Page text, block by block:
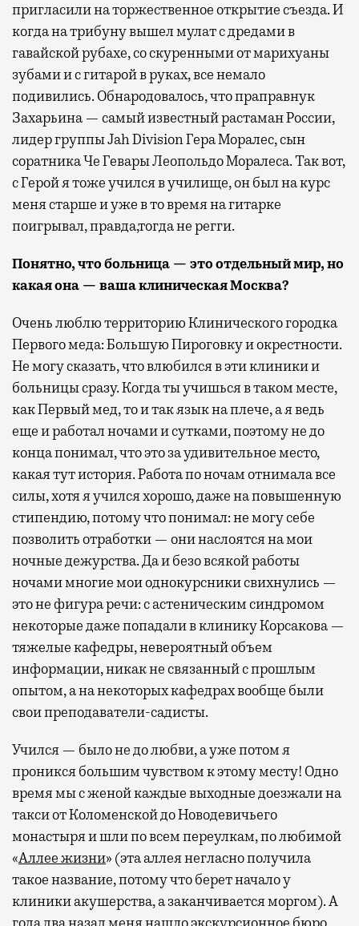
пригласили на торжественное открытие съезда. И
когда на трибуну вышел мулат с дредами в
гавайской рубахе, со скуренными от марихуаны
зубами и с гитарой в руках, все немало
подивились. Обнародовалось, что праправнук
Захарьина — самый известный растаман России,
лидер группы Jah Division Гера Моралес, сын
соратника Че Гевары Леопольдо Моралеса. Так вот,
с Герой я тоже учился в училище, он был на курс
меня старше и уже в то время на гитарке
поигрывал, правда,тогда не регги.
Понятно, что больница — это отдельный мир, но
какая она — ваша клиническая Москва?
Очень люблю территорию Клинического городка
Первого меда: Большую Пироговку и окрестности.
Не могу сказать, что влюбился в эти клиники и
больницы сразу. Когда ты учишься в таком месте,
как Первый мед, то и так язык на плече, а я ведь
еще и работал ночами и сутками, поэтому не до
конца понимал, что это за удивительное место,
какая тут история. Работа по ночам отнимала все
силы, хотя я учился хорошо, даже на повышенную
стипендию, потому что понимал: не могу себе
позволить отработки — они наслоятся на мои
ночные дежурства. Да и безо всякой работы
ночами многие мои однокурсники свихнулись —
это не фигура речи: с астеническим синдромом
некоторые даже попадали в клинику Корсакова —
тяжелые кафедры, невероятный объем
информации, никак не связанный с прошлым
опытом, а на некоторых кафедрах вообще были
свои преподаватели-садисты.
Учился — было не до любви, а уже потом я
проникся большим чувством к этому месту! Одно
время мы с женой каждые выходные доезжали на
такси от Коломенской до Новодевичьего
монастыря и шли по всем переулкам, по любимой
«Аллее жизни» (эта аллея негласно получила
такое название, потому что берет начало у
клиники акушерства, а заканчивается моргом). А